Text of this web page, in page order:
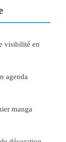
visibilité en
agenda
manga